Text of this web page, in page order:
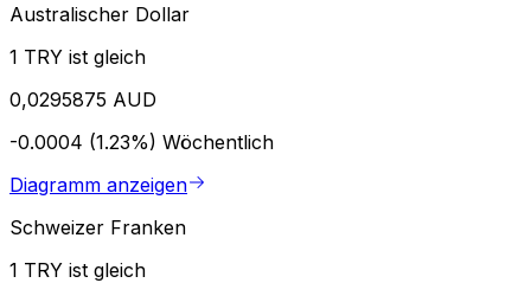
Australischer Dollar
1 TRY ist gleich
0,0295875 AUD
-0.0004 (1.23%) Wöchentlich
Diagramm anzeigen
Schweizer Franken
1 TRY ist gleich